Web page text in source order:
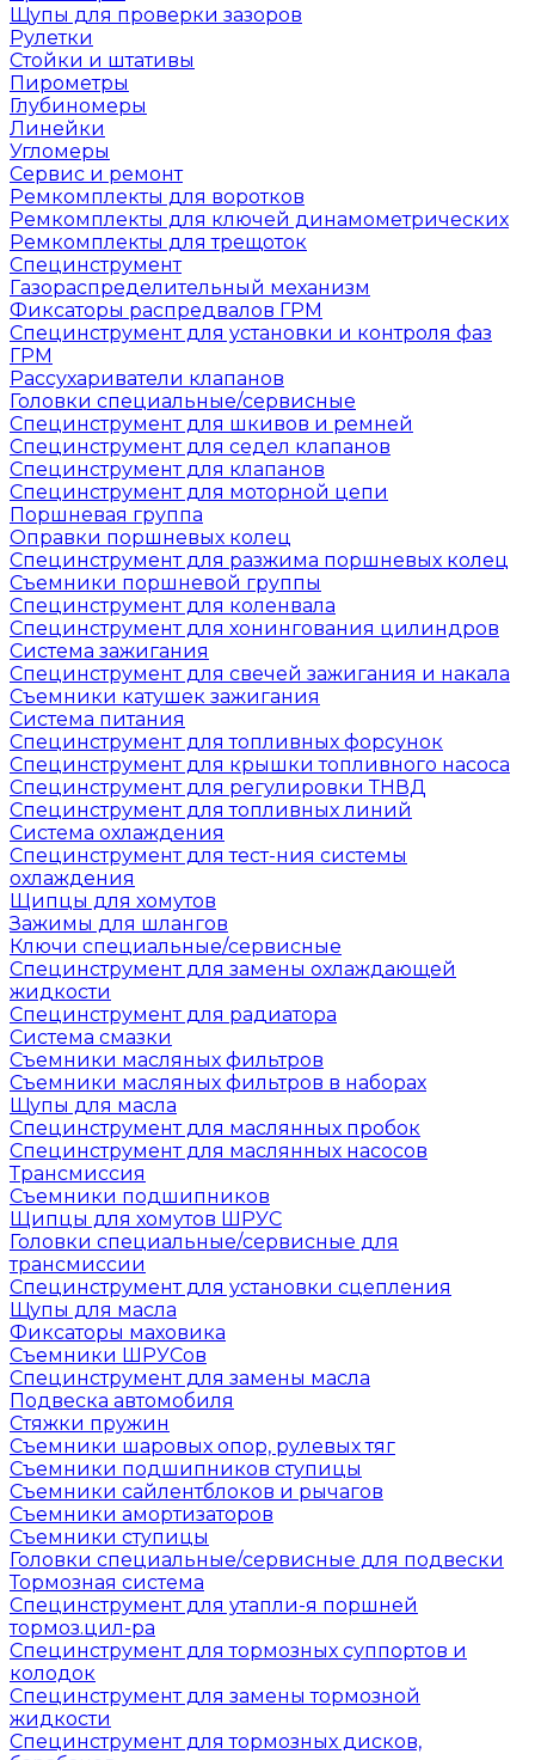
Щупы для проверки зазоров
Рулетки
Стойки и штативы
Пирометры
Глубиномеры
Линейки
Угломеры
Сервис и ремонт
Ремкомплекты для воротков
Ремкомплекты для ключей динамометрических
Ремкомплекты для трещоток
Специнструмент
Газораспределительный механизм
Фиксаторы распредвалов ГРМ
Специнструмент для установки и контроля фаз
ГРМ
Рассухариватели клапанов
Головки специальные/сервисные
Специнструмент для шкивов и ремней
Специнструмент для седел клапанов
Специнструмент для клапанов
Специнструмент для моторной цепи
Поршневая группа
Оправки поршневых колец
Специнструмент для разжима поршневых колец
Съемники поршневой группы
Специнструмент для коленвала
Специнструмент для хонингования цилиндров
Система зажигания
Специнструмент для свечей зажигания и накала
Съемники катушек зажигания
Система питания
Специнструмент для топливных форсунок
Специнструмент для крышки топливного насоса
Специнструмент для регулировки ТНВД
Специнструмент для топливных линий
Система охлаждения
Специнструмент для тест-ния системы
охлаждения
Щипцы для хомутов
Зажимы для шлангов
Ключи специальные/сервисные
Специнструмент для замены охлаждающей
жидкости
Специнструмент для радиатора
Система смазки
Съемники масляных фильтров
Съемники масляных фильтров в наборах
Щупы для масла
Специнструмент для маслянных пробок
Специнструмент для маслянных насосов
Трансмиссия
Съемники подшипников
Щипцы для хомутов ШРУС
Головки специальные/сервисные для
трансмиссии
Специнструмент для установки сцепления
Щупы для масла
Фиксаторы маховика
Съемники ШРУСов
Специнструмент для замены масла
Подвеска автомобиля
Стяжки пружин
Съемники шаровых опор, рулевых тяг
Съемники подшипников ступицы
Съемники сайлентблоков и рычагов
Съемники амортизаторов
Съемники ступицы
Головки специальные/сервисные для подвески
Тормозная система
Специнструмент для утапли-я поршней
тормоз.цил-ра
Специнструмент для тормозных суппортов и
колодок
Специнструмент для замены тормозной
жидкости
Специнструмент для тормозных дисков,